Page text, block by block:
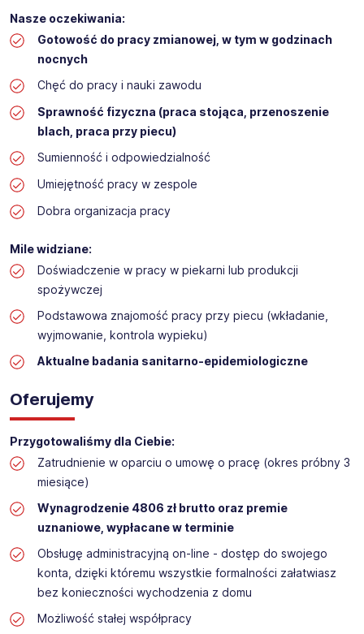
Nasze oczekiwania:
Gotowość do pracy zmianowej, w tym w godzinach
nocnych
Chęć do pracy i nauki zawodu
Sprawność fizyczna (praca stojąca, przenoszenie
blach, praca przy piecu)
Sumienność i odpowiedzialność
Umiejętność pracy w zespole
Dobra organizacja pracy
Mile widziane:
Doświadczenie w pracy w piekarni lub produkcji
spożywczej
Podstawowa znajomość pracy przy piecu (wkładanie,
wyjmowanie, kontrola wypieku)
Aktualne badania sanitarno-epidemiologiczne
Oferujemy
Przygotowaliśmy dla Ciebie:
Zatrudnienie w oparciu o umowę o pracę (okres próbny 3
miesiące)
Wynagrodzenie 4806 zł brutto oraz premie
uznaniowe, wypłacane w terminie
Obsługę administracyjną on-line - dostęp do swojego
konta, dzięki któremu wszystkie formalności załatwiasz
bez konieczności wychodzenia z domu
Możliwość stałej współpracy